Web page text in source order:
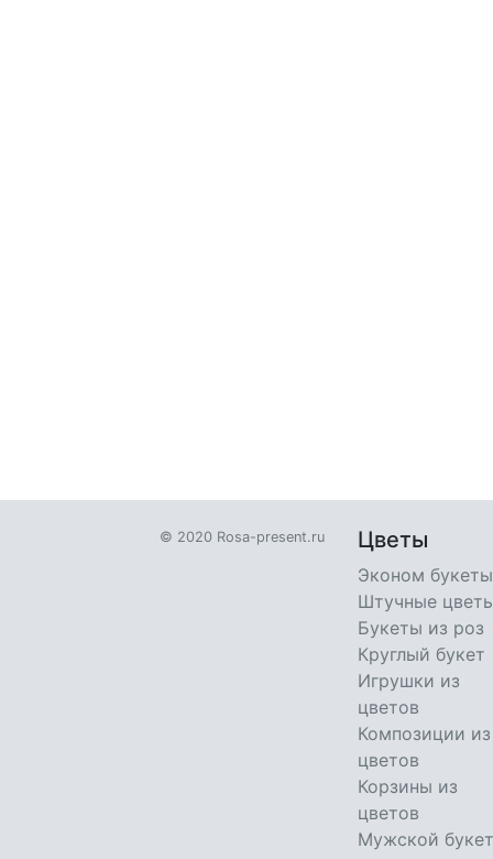
© 2020 Rosa-present.ru Цветы
Эконом букеты
Штучные
Букеты из роз
Круглый букет
Игрушки из
цветов
Композиции из
цветов
Корзины из
цветов
Мужской букет